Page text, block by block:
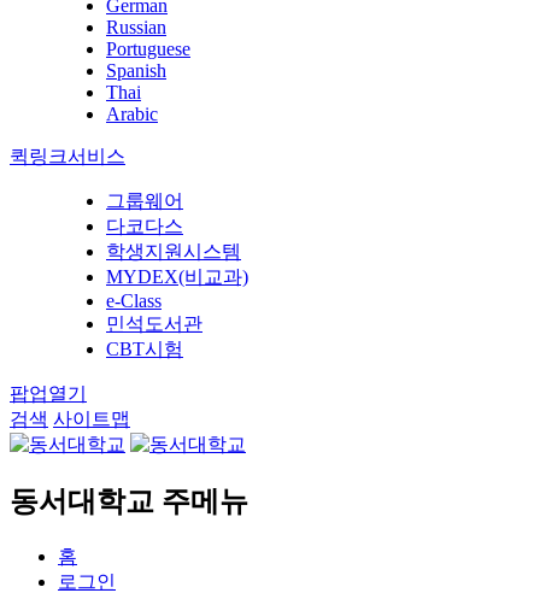
German
Russian
Portuguese
Spanish
Thai
Arabic
퀵링크서비스
그룹웨어
다코다스
학생지원시스템
MYDEX(비교과)
e-Class
민석도서관
CBT시험
팝업열기
검색 사이트맵
동서대학교 주메뉴
홈
로그인